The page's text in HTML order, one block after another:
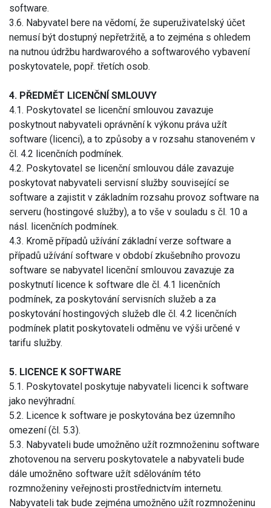
software.
3.6. Nabyvatel bere na vědomí, že superuživatelský účet
nemusí být dostupný nepřetržitě, a to zejména s ohledem
na nutnou údržbu hardwarového a softwarového vybavení
poskytovatele, popř. třetích osob.
4. PŘEDMĚT LICENČNÍ SMLOUVY
4.1. Poskytovatel se licenční smlouvou zavazuje
poskytnout nabyvateli oprávnění k výkonu práva užít
software (licenci), a to způsoby a v rozsahu stanoveném v
čl. 4.2 licenčních podmínek.
4.2. Poskytovatel se licenční smlouvou dále zavazuje
poskytovat nabyvateli servisní služby související se
software a zajistit v základním rozsahu provoz software na
serveru (hostingové služby), a to vše v souladu s čl. 10 a
násl. licenčních podmínek.
4.3. Kromě případů užívání základní verze software a
případů užívání software v období zkušebního provozu
software se nabyvatel licenční smlouvou zavazuje za
poskytnutí licence k software dle čl. 4.1 licenčních
podmínek, za poskytování servisních služeb a za
poskytování hostingových služeb dle čl. 4.2 licenčních
podmínek platit poskytovateli odměnu ve výši určené v
tarifu služby.
5. LICENCE K SOFTWARE
5.1. Poskytovatel poskytuje nabyvateli licenci k software
jako nevýhradní.
5.2. Licence k software je poskytována bez územního
omezení (čl. 5.3).
5.3. Nabyvateli bude umožněno užít rozmnoženinu software
zhotovenou na serveru poskytovatele a nabyvateli bude
dále umožněno software užít sdělováním této
rozmnoženiny veřejnosti prostřednictvím internetu.
Nabyvateli tak bude zejména umožněno užít rozmnoženinu